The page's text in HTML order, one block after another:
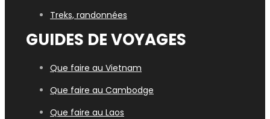
Treks, randonnées
GUIDES DE VOYAGES
Que faire au Vietnam
Que faire au Cambodge
Que faire au Laos